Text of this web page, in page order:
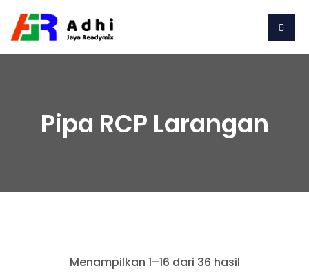
Pipa RCP Larangan
Menampilkan 1–16 dari 36 hasil